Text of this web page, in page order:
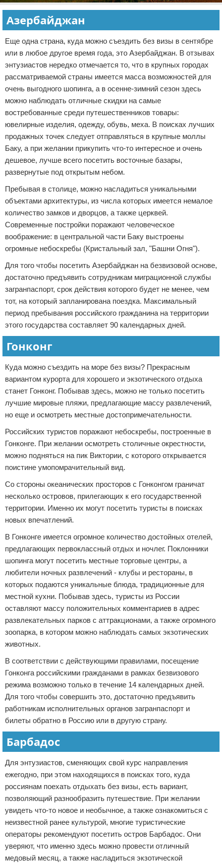
Азербайджан
Еще одна страна, куда можно съездить без визы в сентябре
или в любое другое время года, это Азербайджан. В отзывах
энтузиастов нередко отмечается то, что в крупных городах
рассматриваемой страны имеется масса возможностей для
очень выгодного шопинга, а в осенне-зимний сезон здесь
можно наблюдать отличные скидки на самые
востребованные среди путешественников товары:
ювелирные изделия, одежду, обувь, меха. В поисках лучших
продажных точек следует отправляться в крупные моллы
Баку, а при желании прикупить что-то интересное и очень
дешевое, лучше всего посетить восточные базары,
развернутые под открытым небом.
Пребывая в столице, можно насладиться уникальными
объектами архитектуры, из числа которых имеется немалое
количество замков и дворцов, а также церквей.
Современные постройки поражают человеческое
воображение: в центральной части Баку выстроены
огромные небоскребы (Кристальный зал, "Башни Огня").
Для того чтобы посетить Азербайджан на безвизовой основе,
достаточно предъявить сотрудникам миграционной службы
загранпаспорт, срок действия которого будет не менее, чем
тот, на который запланирована поездка. Максимальный
период пребывания российского гражданина на территории
этого государства составляет 90 календарных дней.
Гонконг
Куда можно съездить на море без визы? Прекрасным
вариантом курорта для хорошего и экзотического отдыха
станет Гонконг. Побывав здесь, можно не только посетить
лучшие мировые пляжи, предлагающие массу развлечений,
но еще и осмотреть местные достопримечательности.
Российских туристов поражают небоскребы, построенные в
Гонконге. При желании осмотреть столичные окрестности,
можно подняться на пик Виктории, с которого открывается
поистине умопомрачительный вид.
Со стороны океанических просторов с Гонконгом граничат
несколько островов, прилегающих к его государственной
территории. Именно их могут посетить туристы в поисках
новых впечатлений.
В Гонконге имеется огромное количество достойных отелей,
предлагающих первоклассный отдых и ночлег. Поклонники
шопинга могут посетить местные торговые центры, а
любители ночных развлечений - клубы и рестораны, в
которых подаются уникальные блюда, традиционные для
местной кухни. Побывав здесь, туристы из России
оставляют массу положительных комментариев в адрес
развлекательных парков с аттракционами, а также огромного
зоопарка, в котором можно наблюдать самых экзотических
животных.
В соответствии с действующими правилами, посещение
Гонконга российскими гражданами в рамках безвизового
режима возможно только в течение 14 календарных дней.
Для того чтобы совершить это, достаточно предъявить
работникам исполнительных органов загранпаспорт и
билеты обратно в Россию или в другую страну.
Барбадос
Для энтузиастов, сменяющих свой курс направления
ежегодно, при этом находящихся в поисках того, куда
россиянам поехать отдыхать без визы, есть вариант,
позволяющий разнообразить путешествие. При желании
увидеть что-то новое и необычное, а также ознакомиться с
неизвестной ранее культурой, многие туристические
операторы рекомендуют посетить остров Барбадос. Они
уверяют, что именно здесь можно провести отличный
медовый месяц, а также насладиться экзотической